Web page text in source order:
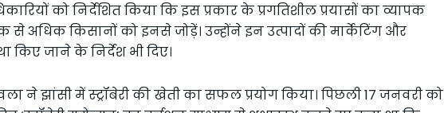
को निर्देशित किया कि इस प्रकार के प्रगतिशील प्रयासों का व्यापक
से अधिक किसानों को इनसे जोड़ें। उन्होंने इन उत्पादों की मार्केटिंग और
किए जाने के निर्देश भी दिए।
ने झांसी में स्ट्रॉबेरी की खेती का सफल प्रयोग किया। पिछली 17 जनवरी को